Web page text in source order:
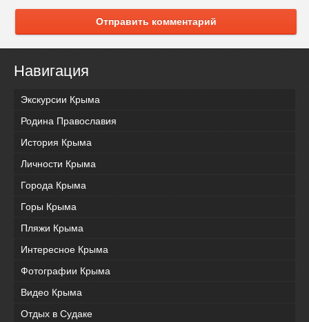
Отправить комментарий
Навигация
Экскурсии Крыма
Родина Православия
История Крыма
Личности Крыма
Города Крыма
Горы Крыма
Пляжи Крыма
Интересное Крыма
Фотографии Крыма
Видео Крыма
Отдых в Судаке